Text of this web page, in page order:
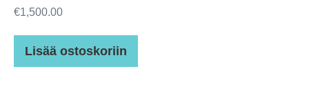
€1,500.00
Lisää ostoskoriin